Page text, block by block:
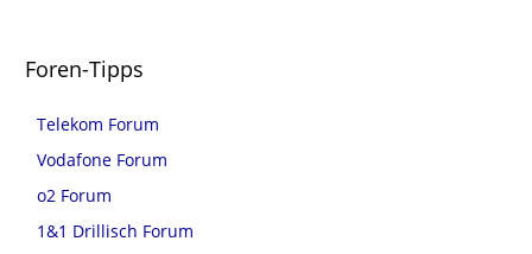
Foren-Tipps
Telekom Forum
Vodafone Forum
o2 Forum
1&1 Drillisch Forum